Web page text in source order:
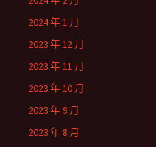
2024 年 1 月
2023 年 12 月
2023 年 11 月
2023 年 10 月
2023 年 9 月
2023 年 8 月